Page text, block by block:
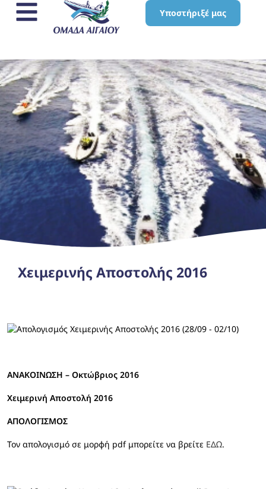
Υποστήριξέ μας
Χειμερινής Αποστολής 2016
ΑΝΑΚΟΙΝΩΣΗ – Οκτώβριος 2016
Χειμερινή Αποστολή 2016
ΑΠΟΛΟΓΙΣΜΟΣ
Τον απολογισμό σε μορφή pdf μπορείτε να βρείτε ΕΔΩ.